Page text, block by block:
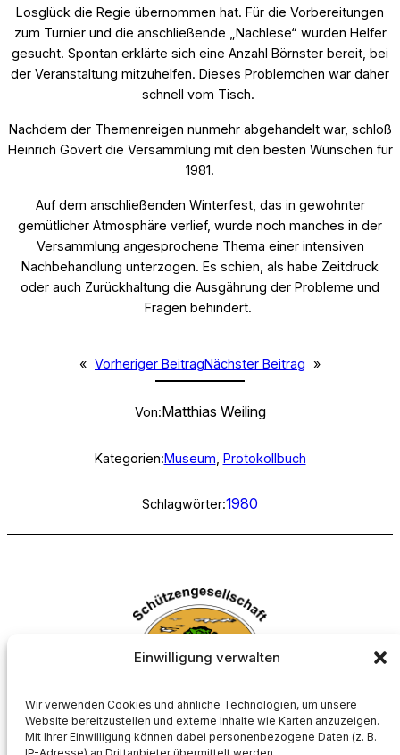
Einwilligung verwalten
Wir verwenden Cookies und ähnliche Technologien, um unsere
Website bereitzustellen und externe Inhalte wie Karten anzuzeigen.
Mit Ihrer Einwilligung können dabei personenbezogene Daten (z. B.
Losglück die Regie übernommen hat. Für die Vorbereitungen
zum Turnier und die anschließende „Nachlese“ wurden Helfer
gesucht. Spontan erklärte sich eine Anzahl Börnster bereit, bei
der Veranstaltung mitzuhelfen. Dieses Problemchen war daher
schnell vom Tisch.
Nachdem der Themenreigen nunmehr abgehandelt war, schloß
Heinrich Gövert die Versammlung mit den besten Wünschen für
1981.
Auf dem anschließenden Winterfest, das in gewohnter
gemütlicher Atmosphäre verlief, wurde noch manches in der
Versammlung angesprochene Thema einer intensiven
Nachbehandlung unterzogen. Es schien, als habe Zeitdruck
oder auch Zurückhaltung die Ausgährung der Probleme und
Fragen behindert.
« Vorheriger BeitragNächster Beitrag »
Von:Matthias Weiling
Kategorien:Museum Protokollbuch
Schlagwörter:1980
Schützengesellschaft Börnste e.V.